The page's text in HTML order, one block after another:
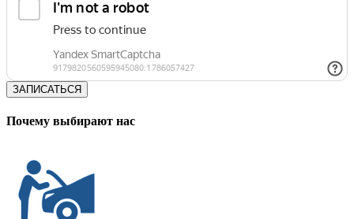
ЗАПИСАТЬСЯ
Почему выбирают нас